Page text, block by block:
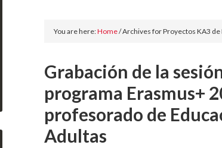
You are here:Home/Archives for Proyectos KA3 de
Grabación de la
programa Erasmus+
profesorado de
Adultas